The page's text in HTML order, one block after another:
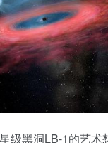
级黑洞LB-1的艺术